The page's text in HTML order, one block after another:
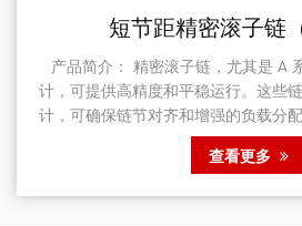
短节距精密滚子链
产品简介： 精密滚子链，尤其是 A 系列，专为高性能而设
计，可提供高精度和平稳运行。这些链
计，可确保链节对齐和增强的负载分配
力传输和长期磨损，使其在苛刻的环境
系列精密滚子链的主要优势之一是其能
查看更多